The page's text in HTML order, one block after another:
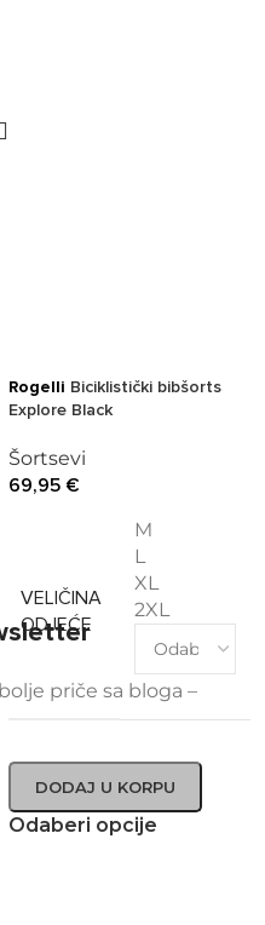
Rogelli Biciklistički bibšorts
Explore Black
Šortsevi
69,95 €
VELIČINA
ODJEĆE
M
L
XL
2XL
DODAJ U KORPU
Odaberi opcije
priče sa bloga –